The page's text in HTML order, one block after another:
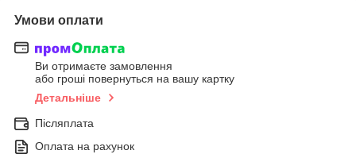
Умови оплати
Ви отримаєте замовлення
або гроші повернуться на вашу картку
Детальніше
Післяплата
Оплата на рахунок